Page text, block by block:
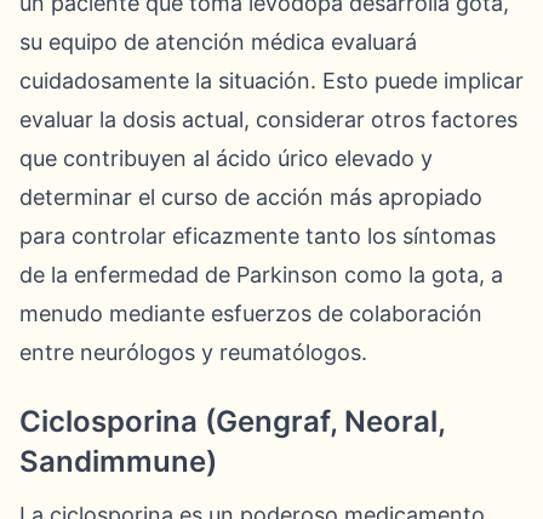
su equipo de atención médica evaluará
cuidadosamente la situación. Esto puede implicar
evaluar la dosis actual, considerar otros factores
que contribuyen al ácido úrico elevado y
determinar el curso de acción más apropiado
para controlar eficazmente tanto los síntomas
de la enfermedad de Parkinson como la gota, a
menudo mediante esfuerzos de colaboración
entre neurólogos y reumatólogos.
Ciclosporina (Gengraf, Neoral,
Sandimmune)